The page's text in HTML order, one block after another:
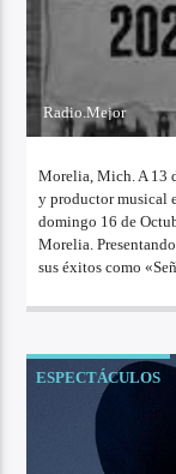
Radio.Mejor
Morelia, Mich. A 13
y productor musical
domingo 16 de
Morelia.
sus éxitos como
ESPECTÁCULOS